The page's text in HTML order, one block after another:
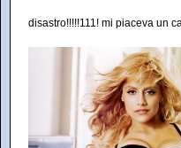
disastro!!!!!111! mi piaceva un